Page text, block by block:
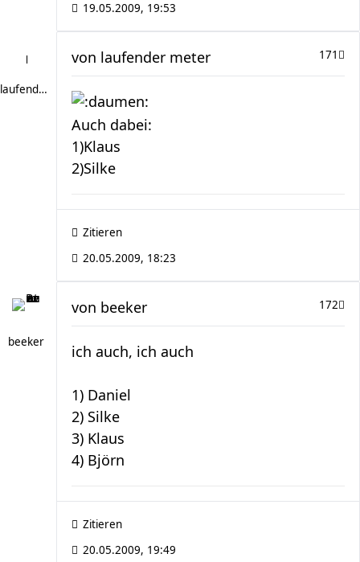
19.05.2009, 19:53
laufender meter
171
von laufender meter
Auch dabei:
1)Klaus
2)Silke
Zitieren
20.05.2009, 18:23
beeker
172
von beeker
ich auch, ich auch
1) Daniel
2) Silke
3) Klaus
4) Björn
Zitieren
20.05.2009, 19:49